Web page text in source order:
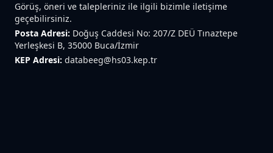
Görüş, öneri ve talepleriniz ile ilgili bizimle iletişime
geçebilirsiniz.
Posta Adresi: Doğuş Caddesi No: 207/Z DEÜ Tınaztepe
Yerleşkesi B, 35000 Buca/İzmir
KEP Adresi: databeeg@hs03.kep.tr